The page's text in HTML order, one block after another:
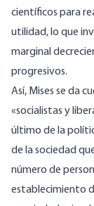
científicos para
utilidad, lo que
marginal
progresivos.
Así, Mises se da
«socialistas y
último de la
de la sociedad
número de
establecimiento